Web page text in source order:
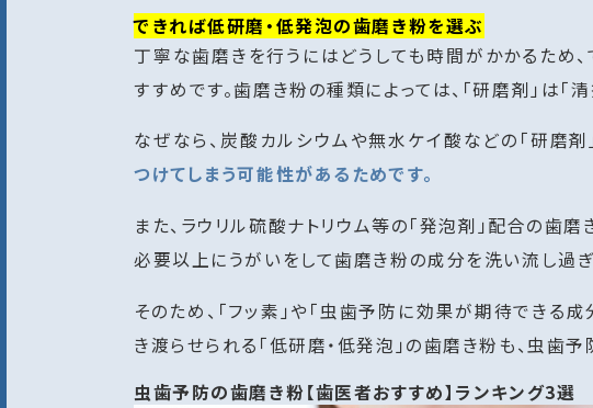
できれば低研磨・低発泡の歯磨き粉を選ぶ
丁寧な歯磨きを行うにはどうしても時間がかかるため
すすめです。歯磨き粉の種類によっては、「研磨剤」は「
なぜなら、炭酸カルシウムや無水ケイ酸などの「研磨
つけてしまう可能性があるためです。
また、ラウリル硫酸ナトリウム等の「発泡剤」配合の歯
必要以上にうがいをして歯磨き粉の成分を洗い流し過ぎ
そのため、「フッ素」や「虫歯予防に効果が期待でき
き渡らせられる「低研磨・低発泡」の歯磨き粉も、虫歯予
虫歯予防の歯磨き粉【歯医者おすすめ】ランキング3選